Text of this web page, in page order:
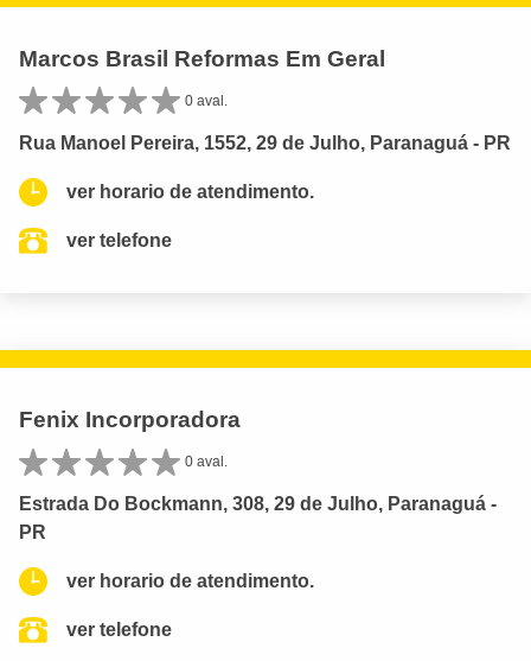
Marcos Brasil Reformas Em Geral
0 aval.
Rua Manoel Pereira, 1552, 29 de Julho, Paranaguá - PR
ver horario de atendimento.
ver telefone
Fenix Incorporadora
0 aval.
Estrada Do Bockmann, 308, 29 de Julho, Paranaguá -
PR
ver horario de atendimento.
ver telefone